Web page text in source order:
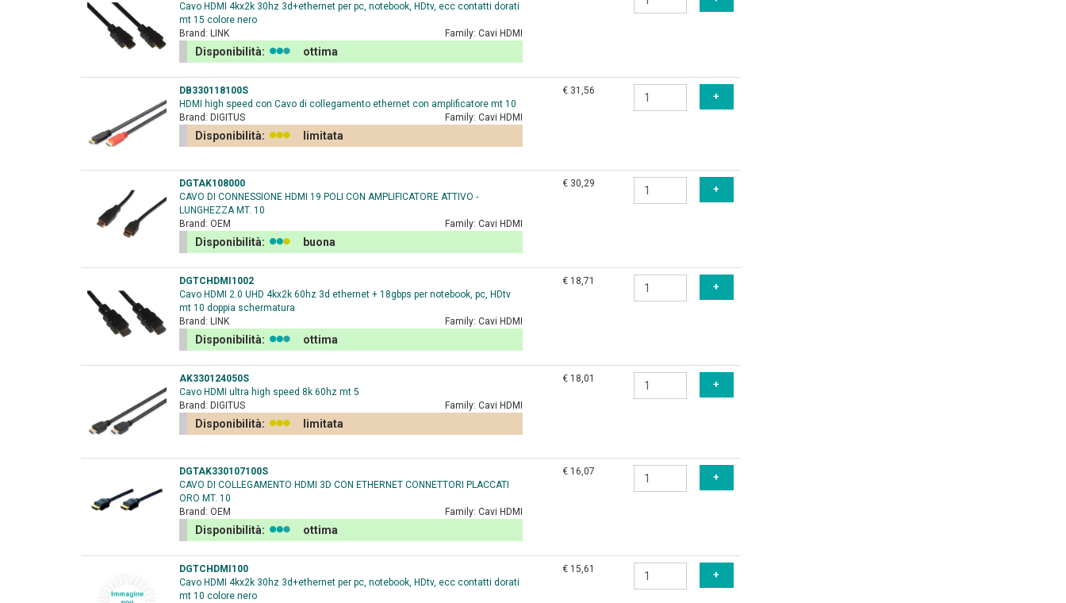
Cavo HDMI 4kx2k 30hz 3d+ethernet per pc, notebook, HDtv, ecc contatti dorati
mt 15 colore nero
Brand: LINK Family: Cavi HDMI
Disponibilità: ottima
DB330118100S
HDMI high speed con Cavo di collegamento ethernet con amplificatore mt 10
Brand: DIGITUS Family: Cavi HDMI
Disponibilità: limitata
€ 31,56
DGTAK108000
CAVO DI CONNESSIONE HDMI 19 POLI CON AMPLIFICATORE ATTIVO -
LUNGHEZZA MT. 10
Brand: OEM Family: Cavi HDMI
Disponibilità: buona
€ 30,29
DGTCHDMI1002
Cavo HDMI 2.0 UHD 4kx2k 60hz 3d ethernet + 18gbps per notebook, pc, HDtv
mt 10 doppia schermatura
Brand: LINK Family: Cavi HDMI
Disponibilità: ottima
€ 18,71
AK330124050S
Cavo HDMI ultra high speed 8k 60hz mt 5
Brand: DIGITUS Family: Cavi HDMI
Disponibilità: limitata
€ 18,01
DGTAK330107100S
CAVO DI COLLEGAMENTO HDMI 3D CON ETHERNET CONNETTORI PLACCATI
ORO MT. 10
Brand: OEM Family: Cavi HDMI
Disponibilità: ottima
€ 16,07
DGTCHDMI100
Cavo HDMI 4kx2k 30hz 3d+ethernet per pc, notebook, HDtv, ecc contatti dorati
mt 10 colore nero
€ 15,61